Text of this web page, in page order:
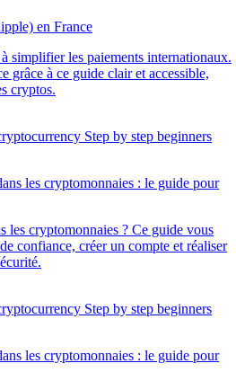
en France
simplifier les paiements internationaux.
grâce à ce guide clair et accessible,
cryptos.
les cryptomonnaies : le guide pour
les cryptomonnaies ? Ce guide vous
confiance, créer un compte et réaliser
les cryptomonnaies : le guide pour